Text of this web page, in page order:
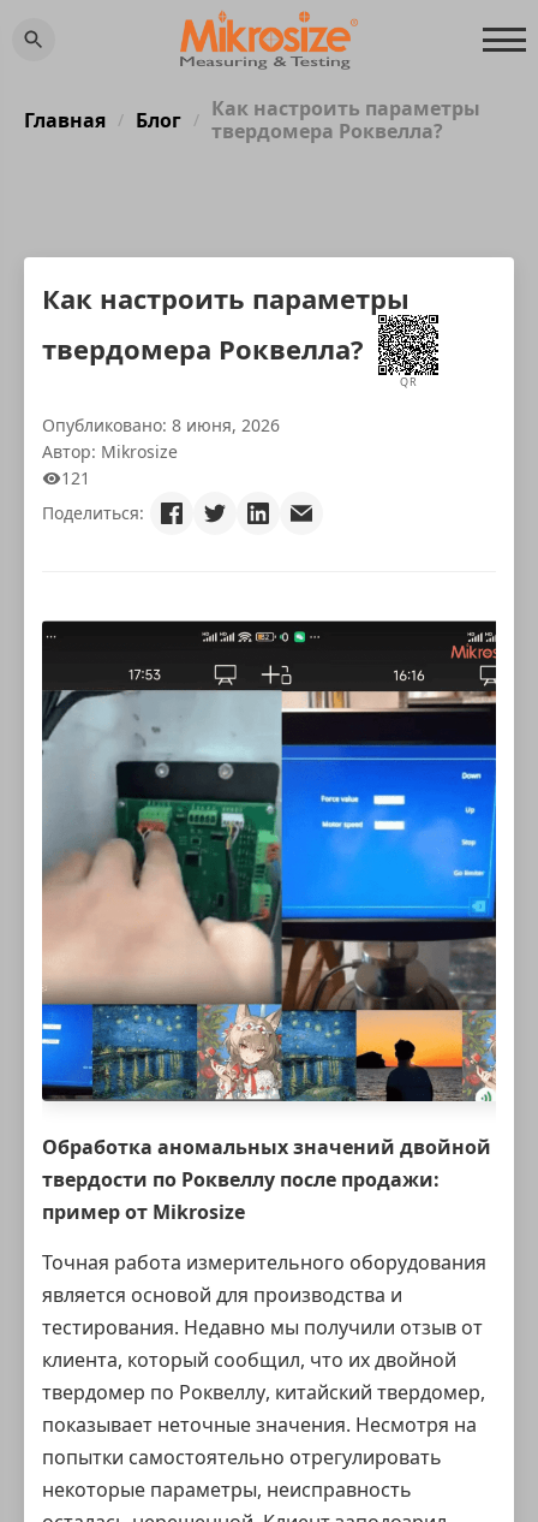
Главная / Блог / Как настроить параметры
твердомера Роквелла?
Как настроить параметры
твердомера Роквелла?
QR
Опубликовано: 8 июня, 2026
Автор: Mikrosize
121
Поделиться:
Обработка аномальных значений двойной
твердости по Роквеллу после продажи:
пример от Mikrosize
Точная работа измерительного оборудования
является основой для производства и
тестирования. Недавно мы получили отзыв от
клиента, который сообщил, что ихдвойной
твердомер по Роквеллу, китайский твердомер,
показывает неточные значения. Несмотря на
попытки самостоятельно отрегулировать
некоторые параметры, неисправность